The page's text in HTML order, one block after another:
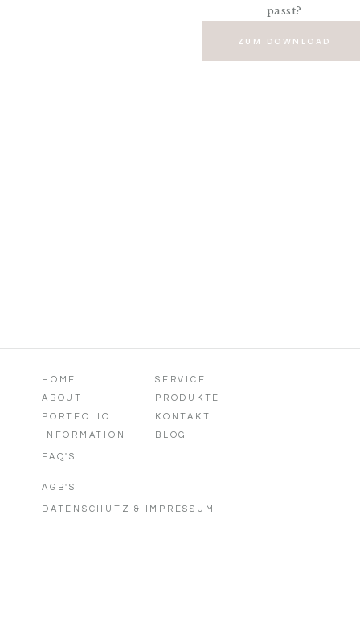
passt?
ZUM DOWNLOAD
BLOG
KONTAKT
INFORMATION
PORTFOLIO
ABOUT
HOME
PRODUKTE
SERVICE
DATENSCHUTZ & IMPRESSUM
AGB'S
FAQ'S